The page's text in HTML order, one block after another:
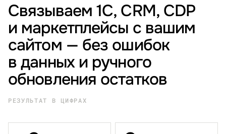
Связываем 1С, CRM, CDP
и маркетплейсы с вашим
сайтом — без ошибок
в данных и ручного
обновления остатков
РЕЗУЛЬТАТ В ЦИФРАХ